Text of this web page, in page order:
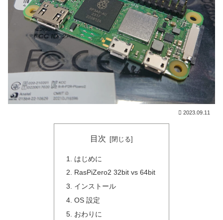
2023.09.11
目次
はじめに
RasPiZero2 32bit vs 64bit
インストール
OS 設定
おわりに